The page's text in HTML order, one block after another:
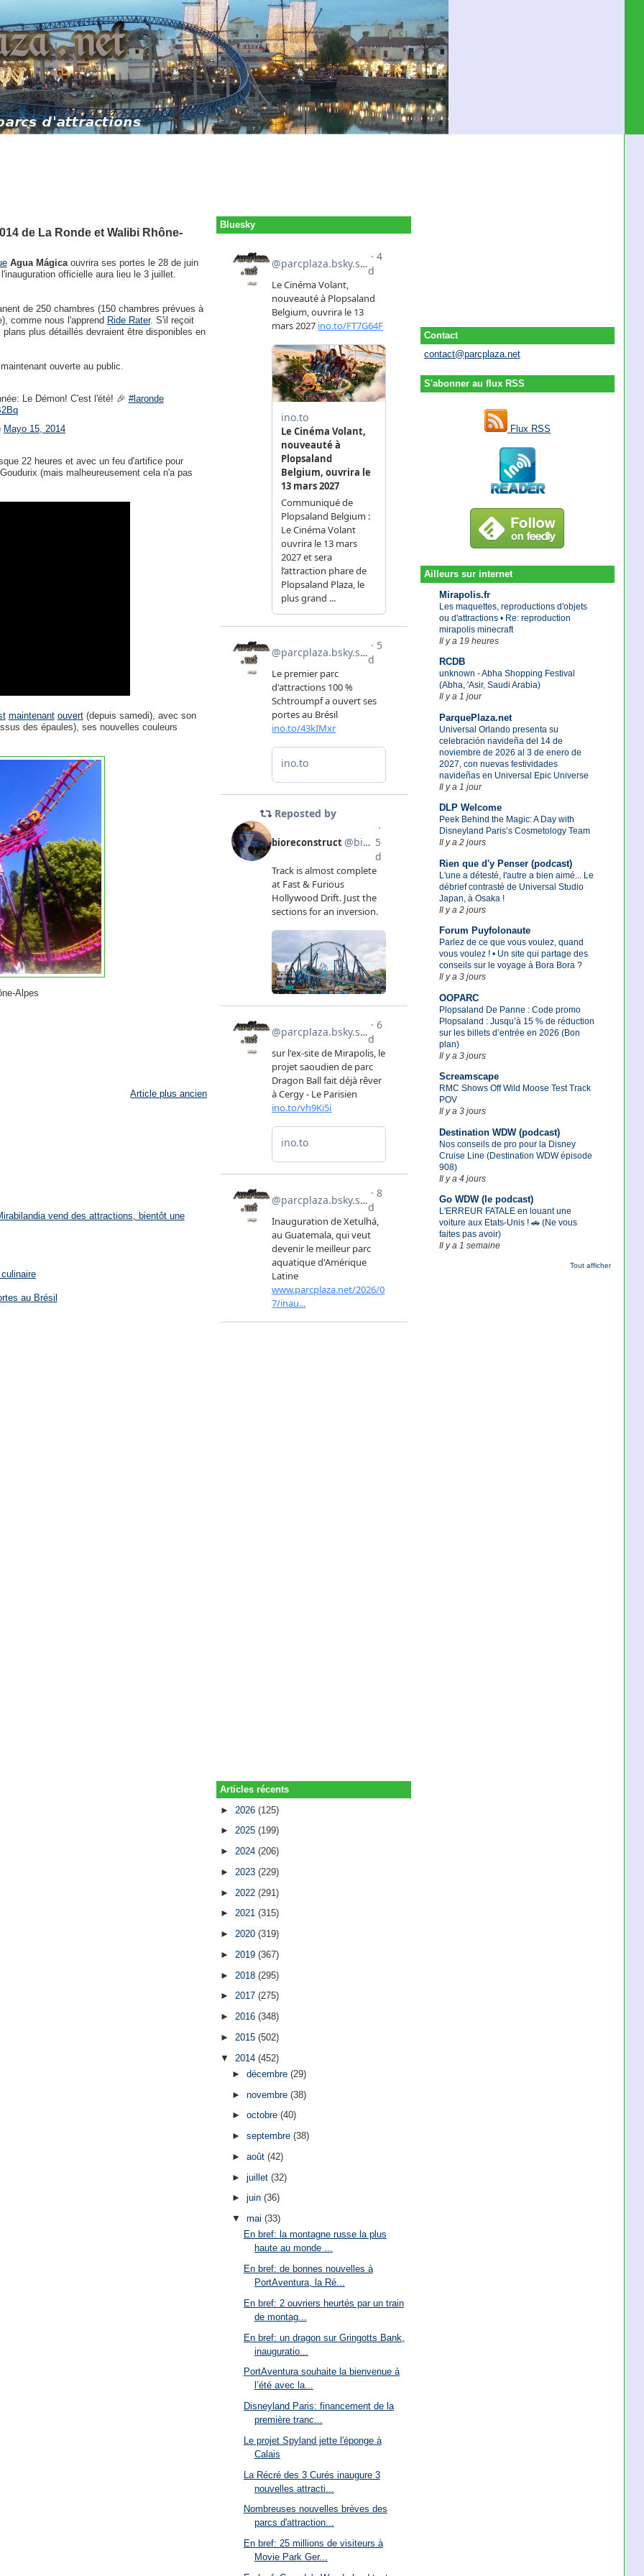
Contact
contact@parcplaza.net
S'abonner au flux RSS
Flux RSS
Ailleurs sur internet
Mirapolis.fr
Les maquettes, reproductions d'objets
ou d'attractions • Re: reproduction
mirapolis minecraft
Il y a 19 heures
RCDB
unknown - Abha Shopping Festival
(Abha, 'Asir, Saudi Arabia)
Il y a 1 jour
ParquePlaza.net
Universal Orlando presenta su
celebración navideña del 14 de
noviembre de 2026 al 3 de enero de
2027, con nuevas festividades
navideñas en Universal Epic Universe
Il y a 1 jour
DLP Welcome
Peek Behind the Magic: A Day with
Disneyland Paris’s Cosmetology Team
Il y a 2 jours
Rien que d'y Penser (podcast)
L'une a détesté, l'autre a bien aimé... Le
débrief contrasté de Universal Studio
Japan, à Osaka !
Il y a 2 jours
Forum Puyfolonaute
Parlez de ce que vous voulez, quand
vous voulez ! • Un site qui partage des
conseils sur le voyage à Bora Bora ?
Il y a 3 jours
OOPARC
Plopsaland De Panne : Code promo
Plopsaland : Jusqu’à 15 % de réduction
sur les billets d’entrée en 2026 (Bon
plan)
Il y a 3 jours
Screamscape
RMC Shows Off Wild Moose Test Track
POV
Il y a 3 jours
Destination WDW (podcast)
Nos conseils de pro pour la Disney
Cruise Line (Destination WDW épisode
908)
Il y a 4 jours
Go WDW (le podcast)
L'ERREUR FATALE en louant une
voiture aux Etats-Unis ! 🚗 (Ne vous
faites pas avoir)
Il y a 1 semaine
Tout afficher
de La Ronde et Walibi Rhône-
Agua Mágicaouvrira ses portes le 28 de juin
officielle aura lieu le 3 juillet.
de 250 chambres (150 chambres prévues à
comme nous l'apprend Ride Rater. S'il reçoit
plus détaillés devraient être disponibles en
ouverte au public.
Le Démon! C'est l'été! 🎉 #laronde
Mayo 15, 2014
22 heures et avec un feu d'artifice pour
(mais malheureusement cela n'a pas
maintenant ouvert(depuis samedi), avec son
des épaules), ses nouvelles couleurs
Alpes
Article plus ancien
vend des attractions, bientôt une
au Brésil
Bluesky
Articles récents
► 2026(125)
►2025(199)
►2024(206)
► 2023(229)
► 2022(291)
►2021(315)
►2020(319)
► 2019(367)
► 2018(295)
►2017(275)
►2016(348)
► 2015(502)
▼ 2014(452)
► décembre (29)
► novembre (38)
► octobre (40)
► septembre (38)
► août (42)
► juillet (32)
► juin (36)
▼ mai (33)
En bref: la montagne russe la plus
haute au monde ...
En bref: de bonnes nouvelles à
PortAventura, la Ré...
En bref: 2 ouvriers heurtés par un train
de montag...
En bref: un dragon sur Gringotts Bank,
inauguratio...
PortAventura souhaite la bienvenue à
l’été avec la...
Disneyland Paris: financement de la
première tranc...
Le projet Spyland jette l'éponge à
Calais
La Récré des 3 Curés inaugure 3
nouvelles attracti...
Nombreuses nouvelles brèves des
parcs d'attraction...
En bref: 25 millions de visiteurs à
Movie Park Ger...